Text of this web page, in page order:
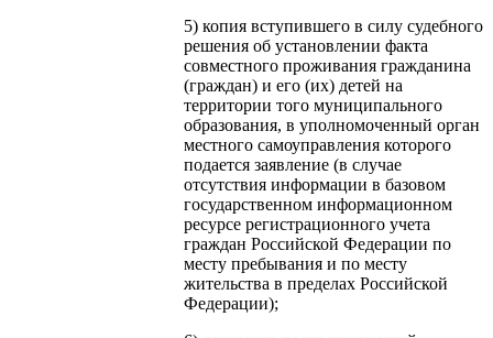
5) копия вступившего в силу судебного
решения об установлении факта
совместного проживания гражданина
(граждан) и его (их) детей на
территории того муниципального
образования, в уполномоченный орган
местного самоуправления которого
подается заявление (в случае
отсутствия информации в базовом
государственном информационном
ресурсе регистрационного учета
граждан Российской Федерации по
месту пребывания и по месту
жительства в пределах Российской
Федерации);